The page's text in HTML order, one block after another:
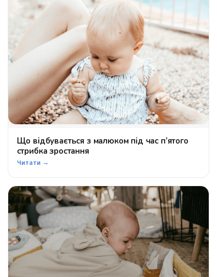
Що відбувається з малюком під час п’ятого
стрибка зростання
Читати →